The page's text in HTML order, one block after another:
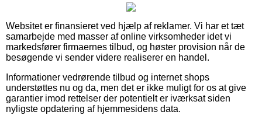
Websitet er finansieret ved hjælp af reklamer. Vi har et tæt
samarbejde med masser af online virksomheder idet vi
markedsfører firmaernes tilbud, og høster provision når de
besøgende vi sender videre realiserer en handel.
Informationer vedrørende tilbud og internet shops
understøttes nu og da, men det er ikke muligt for os at give
garantier imod rettelser der potentielt er iværksat siden
nyligste opdatering af hjemmesidens data.